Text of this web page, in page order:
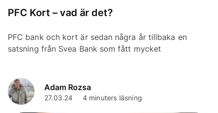
PFC Kort – vad är det?
PFC bank och kort är sedan några år tillbaka en
satsning från Svea Bank som fått mycket
Adam Rozsa
27.03.24 4 minuters läsning